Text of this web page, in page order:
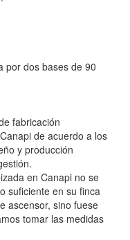
por dos bases de 90
fabricación
de acuerdo a los
y producción
en Canapi no se
suficiente en su finca
ascensor, sino fuese
tomar las medidas